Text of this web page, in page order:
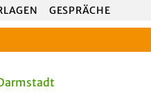
GESPRÄCHE